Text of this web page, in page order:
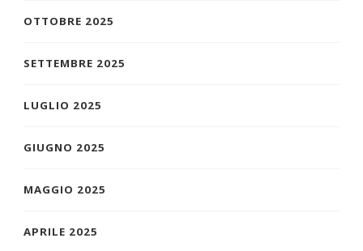
OTTOBRE 2025
SETTEMBRE 2025
LUGLIO 2025
GIUGNO 2025
MAGGIO 2025
APRILE 2025